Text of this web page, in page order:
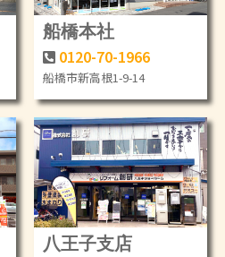
船橋本社
0120-70-1966
船橋市新高根1-9-14
八王子支店